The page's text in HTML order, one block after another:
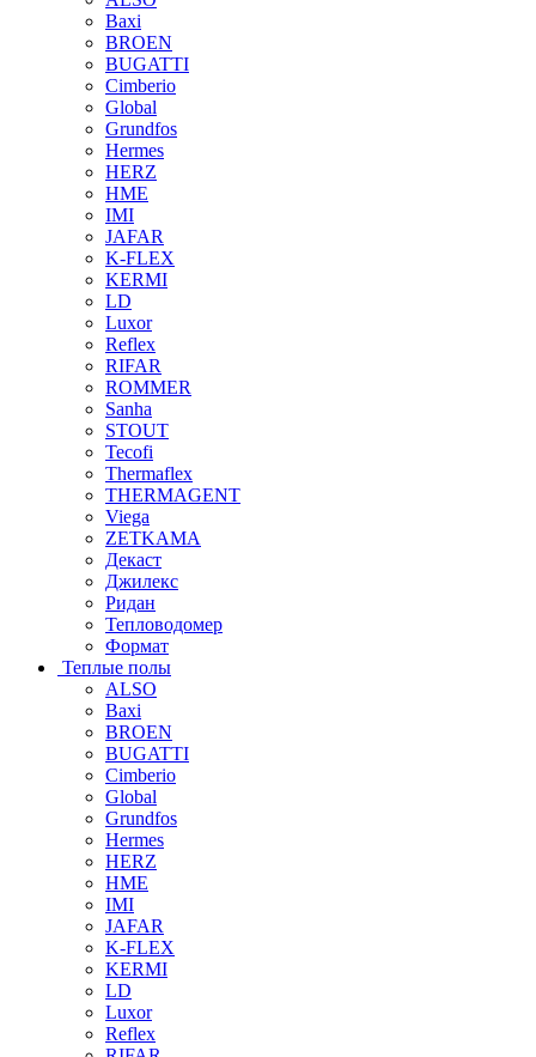
Baxi
BROEN
BUGATTI
Cimberio
Global
Grundfos
Hermes
HERZ
HME
IMI
JAFAR
K-FLEX
KERMI
LD
Luxor
Reflex
RIFAR
ROMMER
Sanha
STOUT
Tecofi
Thermaflex
THERMAGENT
Viega
ZETKAMA
Декаст
Джилекс
Ридан
Тепловодомер
Формат
Теплые полы
ALSO
Baxi
BROEN
BUGATTI
Cimberio
Global
Grundfos
Hermes
HERZ
HME
IMI
JAFAR
K-FLEX
KERMI
LD
Luxor
Reflex